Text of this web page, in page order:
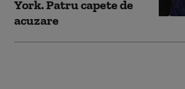
York. Patru capete de
acuzare